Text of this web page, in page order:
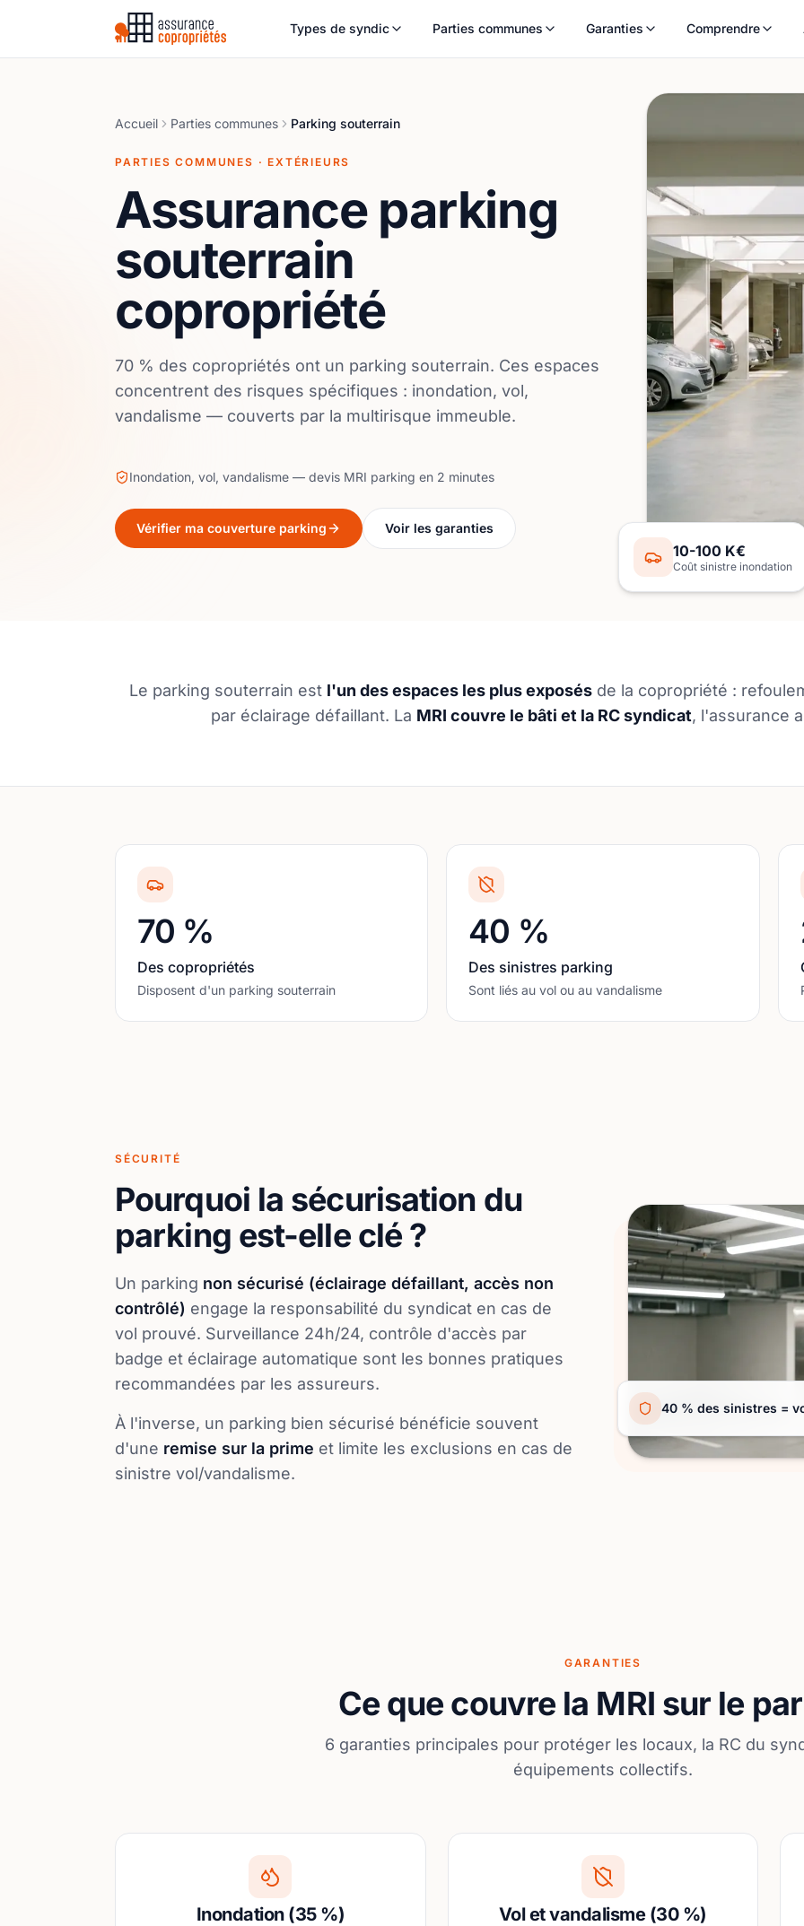
Types de syndic Parties communes Garanties Comprendre
Accueil Parties communes Parking souterrain
PARTIES COMMUNES · EXTÉRIEURS
Assurance parking
souterrain
copropriété
70 % des copropriétés ont un parking souterrain. Ces espaces
concentrent des risques spécifiques : inondation, vol,
vandalisme — couverts par la multirisque immeuble.
Inondation, vol, vandalisme — devis MRI parking en 2 minutes
Vérifier ma couverture parking Voir les garanties
10-100 K€
Coût sinistre inondation
Le parking souterrain est l'un des espaces les plus exposés de la copropriété :
par éclairage défaillant. La MRI couvre le bâti et la RC syndicat, l'assurance
70 %
Des copropriétés
Disposent d'un parking souterrain
40 %
Des sinistres parking
Sont liés au vol ou au vandalisme
40 % des sinistres =
SÉCURITÉ
Pourquoi la sécurisation du
parking est-elle clé ?
Un parking non sécurisé (éclairage défaillant, accès non
contrôlé) engage la responsabilité du syndicat en cas de
vol prouvé. Surveillance 24h/24, contrôle d'accès par
badge et éclairage automatique sont les bonnes pratiques
recommandées par les assureurs.
À l'inverse, un parking bien sécurisé bénéficie souvent
d'une remise sur la prime et limite les exclusions en cas de
sinistre vol/vandalisme.
GARANTIES
Ce que couvre la MRI sur le
6 garanties principales pour protéger les locaux, la RC du
équipements collectifs.
Inondation (35 %) Vol et vandalisme (30 %)